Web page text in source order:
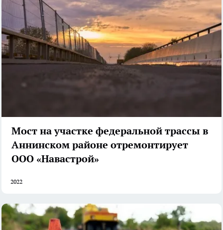
Мост на участке федеральной трассы в
Аннинском районе отремонтирует
ООО «Навастрой»
2022